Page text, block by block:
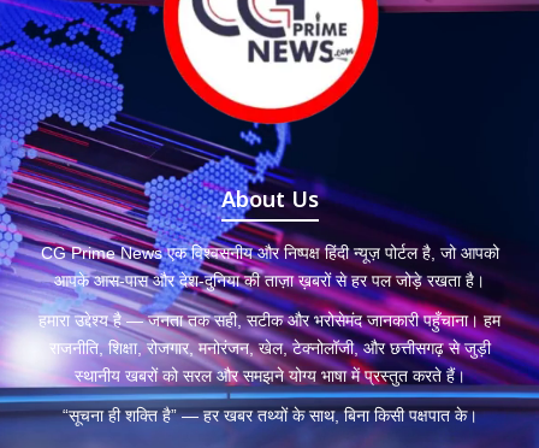
About Us
CG Prime News एक विश्वसनीय और निष्पक्ष हिंदी न्यूज़ पोर्टल है, जो आपको
आपके आस-पास और देश-दुनिया की ताज़ा ख़बरों से हर पल जोड़े रखता है।
हमारा उद्देश्य है — जनता तक सही, सटीक और भरोसेमंद जानकारी पहुँचाना। हम
राजनीति, शिक्षा, रोजगार, मनोरंजन, खेल, टेक्नोलॉजी, और छत्तीसगढ़ से जुड़ी
स्थानीय खबरों को सरल और समझने योग्य भाषा में प्रस्तुत करते हैं।
“सूचना ही शक्ति है” — हर खबर तथ्यों के साथ, बिना किसी पक्षपात के।